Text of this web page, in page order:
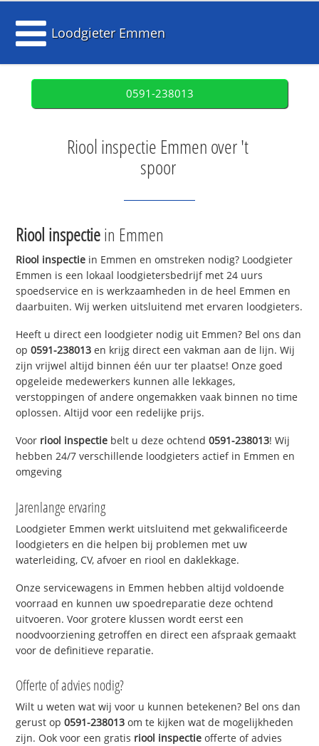
Loodgieter Emmen
0591-238013
Riool inspectie Emmen over 't
spoor
Riool inspectiein Emmen
Riool inspectie in Emmen en omstreken nodig? Loodgieter
Emmen is een lokaal loodgietersbedrijf met 24 uurs
spoedservice en is werkzaamheden in de heel Emmen en
daarbuiten. Wij werken uitsluitend met ervaren loodgieters.
Heeft u direct een loodgieter nodig uit Emmen? Bel ons dan
op0591-238013 en krijg direct een vakman aan de lijn. Wij
zijn vrijwel altijd binnen één uur ter plaatse! Onze goed
opgeleide medewerkers kunnen alle lekkages,
verstoppingen of andere ongemakken vaak binnen no time
oplossen. Altijd voor een redelijke prijs.
Voor riool inspectie belt u deze ochtend0591-238013! Wij
hebben 24/7 verschillende loodgieters actief in Emmen en
omgeving
Jarenlange ervaring
Loodgieter Emmen werkt uitsluitend met gekwalificeerde
loodgieters en die helpen bij problemen met uw
waterleiding, CV, afvoer en riool en daklekkage.
Onze servicewagens in Emmen hebben altijd voldoende
voorraad en kunnen uw spoedreparatie deze ochtend
uitvoeren. Voor grotere klussen wordt eerst een
noodvoorziening getroffen en direct een afspraak gemaakt
voor de definitieve reparatie.
Offerte of advies nodig?
Wilt u weten wat wij voor u kunnen betekenen? Bel ons dan
gerust op0591-238013 om te kijken wat de mogelijkheden
zijn. Ook voor een gratis riool inspectie offerte of advies